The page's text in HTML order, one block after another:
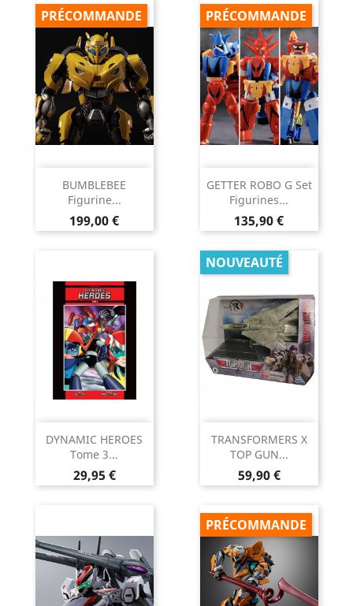
BUMBLEBEE
Figurine...
Prix
199,00 €
PRÉCOMMANDE
GETTER ROBO G Set
Figurines...
Prix
135,90 €
PRÉCOMMANDE
DYNAMIC HEROES
Tome 3...
Prix
29,95 €
TRANSFORMERS X
TOP GUN...
Prix
59,90 €
NOUVEAUTÉ
PRÉCOMMANDE